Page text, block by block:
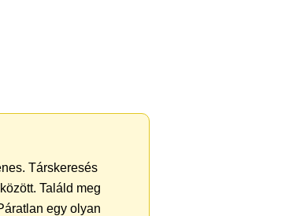
Társkeresés
Találd meg
egy olyan